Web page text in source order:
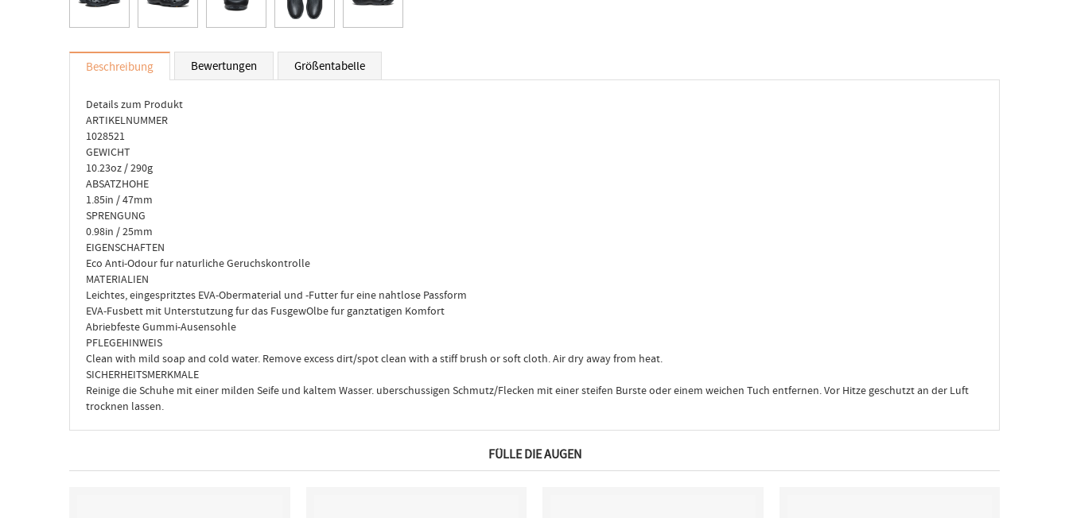
Beschreibung Bewertungen Größentabelle
Details zum Produkt
ARTIKELNUMMER
1028521
GEWICHT
10.23oz / 290g
ABSATZHOHE
1.85in / 47mm
SPRENGUNG
0.98in / 25mm
EIGENSCHAFTEN
Eco Anti-Odour fur naturliche Geruchskontrolle
MATERIALIEN
Leichtes, eingespritztes EVA-Obermaterial und -Futter fur eine nahtlose Passform
EVA-Fusbett mit Unterstutzung fur das FusgewOlbe fur ganztatigen Komfort
Abriebfeste Gummi-Ausensohle
PFLEGEHINWEIS
Clean with mild soap and cold water. Remove excess dirt/spot clean with a stiff brush or soft cloth. Air dry away from heat.
SICHERHEITSMERKMALE
Reinige die Schuhe mit einer milden Seife und kaltem Wasser. uberschussigen Schmutz/Flecken mit einer steifen Burste oder einem weichen Tuch entfernen. Vor Hitze geschutzt an der Luft
trocknen lassen.
FÜLLE DIE AUGEN